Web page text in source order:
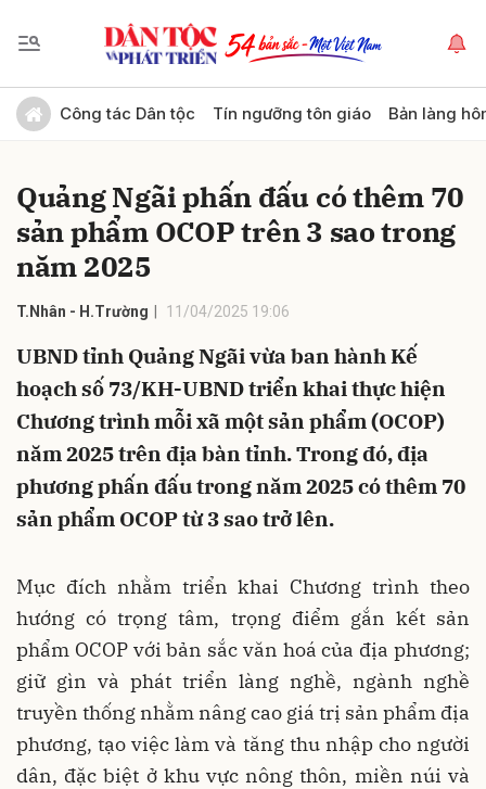
Công tác Dân tộc Tín ngưỡng tôn giáo Bản làng
Quảng Ngãi phấn đấu có thêm 70
sản phẩm OCOP trên 3 sao trong
năm 2025
T.Nhân - H.Trường 11/04/2025 19:06
UBND tỉnh Quảng Ngãi vừa ban hành Kế
hoạch số 73/KH-UBND triển khai thực hiện
Chương trình mỗi xã một sản phẩm (OCOP)
năm 2025 trên địa bàn tỉnh. Trong đó, địa
phương phấn đấu trong năm 2025 có thêm 70
sản phẩm OCOP từ 3 sao trở lên.
Mục đích nhằm triển khai Chương trình theo
hướng có trọng tâm, trọng điểm gắn kết sản
phẩm OCOP với bản sắc văn hoá của địa phương;
giữ gìn và phát triển làng nghề, ngành nghề
truyền thống nhằm nâng cao giá trị sản phẩm địa
phương, tạo việc làm và tăng thu nhập cho người
dân, đặc biệt ở khu vực nông thôn, miền núi và
Gửi bình luận